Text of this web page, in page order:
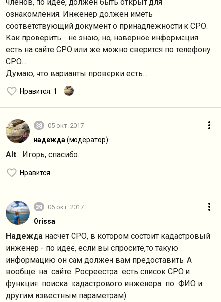
членов, по идее, должен быть открыт для
ознакомления. Инженер должен иметь
соответствующий документ о принадлежности к СРО.
Как проверить - не знаю, но, наверное информация
есть на сайте СРО или же можно сверится по телефону
СРО...
Думаю, что варианты проверки есть...
Нравится: 1
38 05 окт. 2017
надежда (модератор)
Alt Игорь, спасибо.
Нравится
39 06 окт. 2017
Orissa
Надежда насчет СРО, в котором состоит кадастровый
инженер - по идее, если вы спросите,то такую
информацию он сам должен вам предоставить. А
вообще на сайте Росреестра есть список СРО и
функция поиска кадастрового инженера по ФИО и
другим известным параметрам)